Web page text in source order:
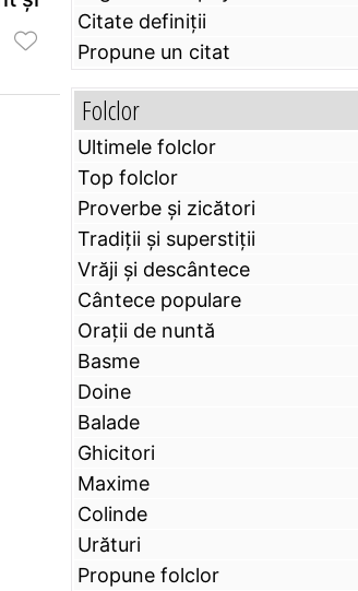
Citate definiţii
Propune un citat
Folclor
Ultimele folclor
Top folclor
Proverbe și zicători
Tradiții și superstiții
Vrăji și descântece
Cântece populare
Orații de nuntă
Basme
Doine
Balade
Ghicitori
Maxime
Colinde
Urături
Propune folclor